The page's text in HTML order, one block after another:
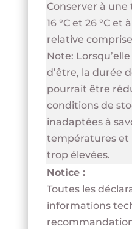
Conserver à
16 °C et 26 °C
relative
Note:
d’être, la durée
pourrait être
conditions de
inadaptées à
températures et
trop élevées.
Notice :
Toutes les
informations